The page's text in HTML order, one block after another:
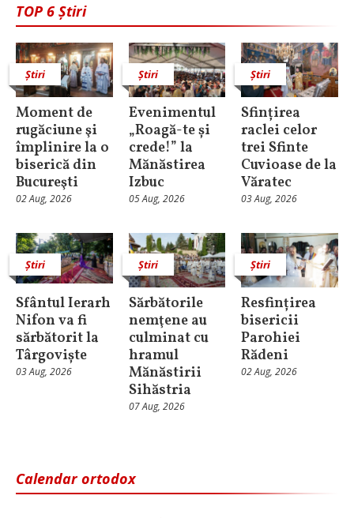
TOP 6 Știri
Știri
Moment de
rugăciune şi
împlinire la o
biserică din
Bucureşti
02 Aug, 2026
Știri
Evenimentul
„Roagă-te și
crede!” la
Mănăstirea
Izbuc
05 Aug, 2026
Știri
Sfințirea
raclei celor
trei Sfinte
Cuvioase de la
Văratec
03 Aug, 2026
Știri
Sfântul Ierarh
Nifon va fi
sărbătorit la
Târgoviște
03 Aug, 2026
Știri
Sărbătorile
nemţene au
culminat cu
hramul
Mănăstirii
Sihăstria
07 Aug, 2026
Știri
Resfințirea
bisericii
Parohiei
Rădeni
02 Aug, 2026
Calendar ortodox